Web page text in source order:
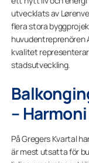
utvecklats av
flera stora
huvudentreprenören
kvalitet
stadsutveckling.
–
På Gregers Kvartal
är mest utsatta för